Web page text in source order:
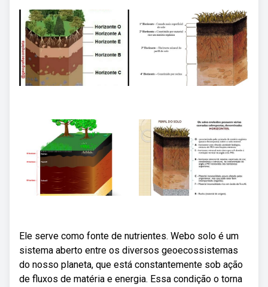
Ele serve como fonte de nutrientes. Webo solo é um
sistema aberto entre os diversos geoecossistemas
do nosso planeta, que está constantemente sob ação
de fluxos de matéria e energia. Essa condição o torna